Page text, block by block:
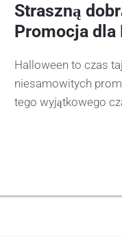
Straszną
Promocja dla
Halloween to czas
niesamowitych
tego wyjątkowego